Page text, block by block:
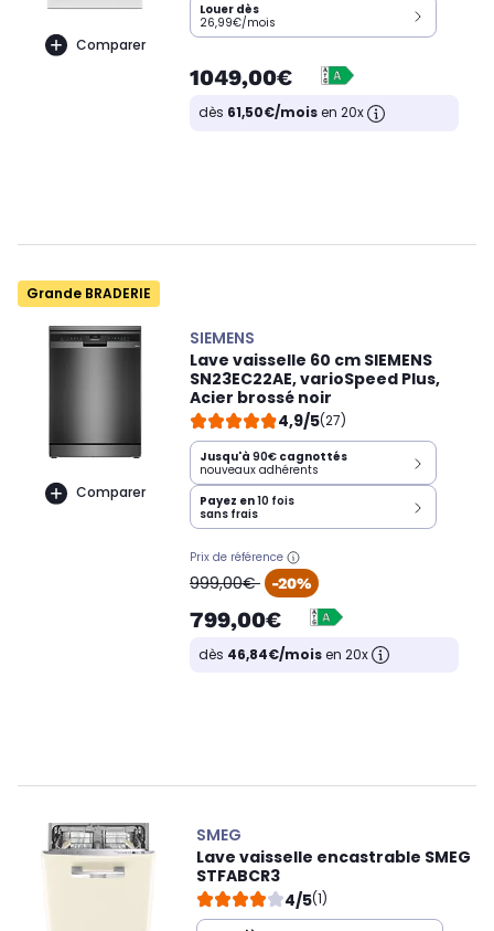
Comparer
Louer dès
26,99€/mois
1049,00€
dès 61,50€/moisen 20x
Grande BRADERIE
Comparer
SIEMENS
Lave vaisselle 60 cm SIEMENS
SN23EC22AE, varioSpeed Plus,
Acier brossé noir
4,9/5(27)
Jusqu'à 90€ cagnottés
nouveaux adhérents
Payez en10 fois
sans frais
Prix de référence
oldPrice
999,00€ -20%
799,00€
dès 46,84€/moisen 20x
SMEG
Lave vaisselle encastrable SMEG
STFABCR3
4/5(1)